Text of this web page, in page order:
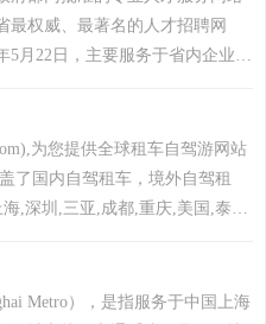
大会科技奖。
席为托马斯·J·普利兹克。凯悦酒
饭店集团60强名单中位列29名；
全球最佳机场酒店”。
最权威、最著名的人才招聘网
5月22日，主要服务于省内企业招
台、全国简历数据库共享及管家
平台在2012年8月新增文档下载
，同年9月升级存储设备保障数据
成服务器迁移优化北方用户访问
治区的信息服务网络，品牌和服
者与企业人力资源部门的高度认
为您提供全球租车自驾游网站
了国内自驾租车，境外自驾租
,深圳,三亚,成都,重庆,美国,泰国,
内/境外租车注意事项等服务,境
宜?境外租车自驾游,首选租租车
Metro），是指服务于中国上海